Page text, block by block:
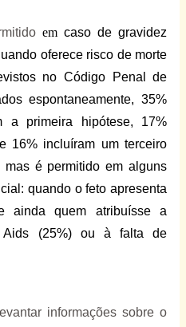
em caso de gravidez
oferece risco de morte
no Código Penal de
espontaneamente, 35%
a primeira hipótese, 17%
16% incluíram um terceiro
é permitido em alguns
quando o feto apresenta
ainda quem atribuísse a
Aids (25%) ou à falta de
informações sobre o